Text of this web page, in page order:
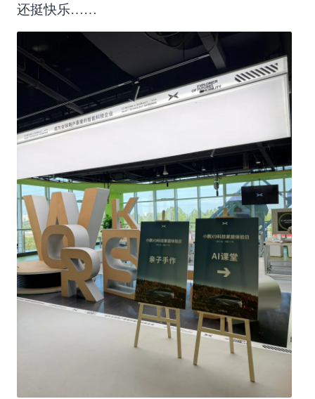
还挺快乐……